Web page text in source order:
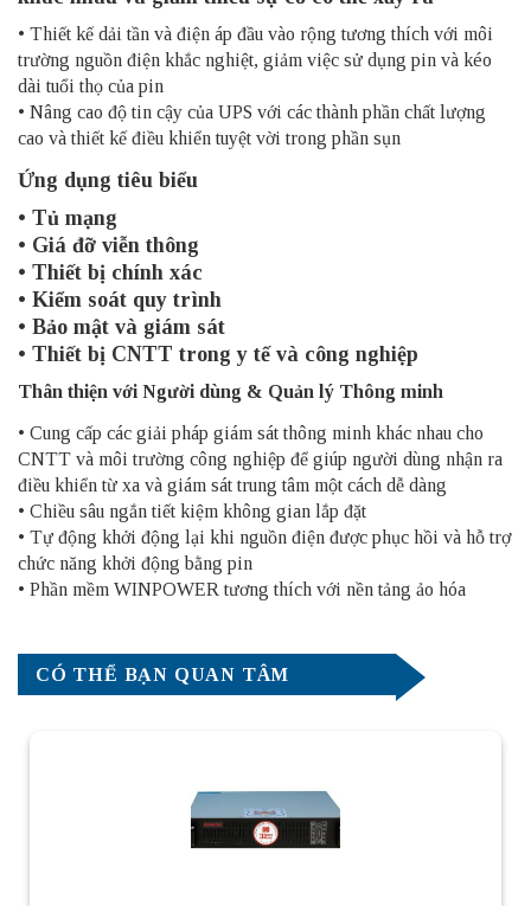
• Thiết kế dải tần và điện áp đầu vào rộng tương thích với môi
trường nguồn điện khắc nghiệt, giảm việc sử dụng pin và kéo
dài tuổi thọ của pin
• Nâng cao độ tin cậy của UPS với các thành phần chất lượng
cao và thiết kế điều khiển tuyệt vời trong phần sụn
Ứng dụng tiêu biểu
• Tủ mạng
• Giá đỡ viễn thông
• Thiết bị chính xác
• Kiểm soát quy trình
• Bảo mật và giám sát
• Thiết bị CNTT trong y tế và công nghiệp
Thân thiện với Người dùng & Quản lý Thông minh
• Cung cấp các giải pháp giám sát thông minh khác nhau cho
CNTT và môi trường công nghiệp để giúp người dùng nhận ra
điều khiển từ xa và giám sát trung tâm một cách dễ dàng
• Chiều sâu ngắn tiết kiệm không gian lắp đặt
• Tự động khởi động lại khi nguồn điện được phục hồi và hỗ trợ
chức năng khởi động bằng pin
• Phần mềm WINPOWER tương thích với nền tảng ảo hóa
CÓ THỂ BẠN QUAN TÂM